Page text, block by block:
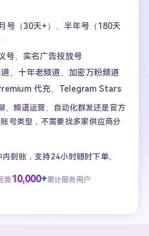
号（30天+）、半年号（180天
号、实名广告投放号
、十年老频道、加密万粉频道
代充、Telegram Stars
、频道运营、自动化群发还是官方
号类型，不需要找多家供应商分
到账，支持24小时随时下单。
营 10,000+累计服务用户